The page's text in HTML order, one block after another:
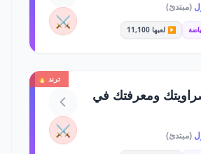
(مبتدئ)
▶️ لعبها 11,100 ⚔️
ترند 🔥
ومعرفتك في
(مبتدئ) ⚔️